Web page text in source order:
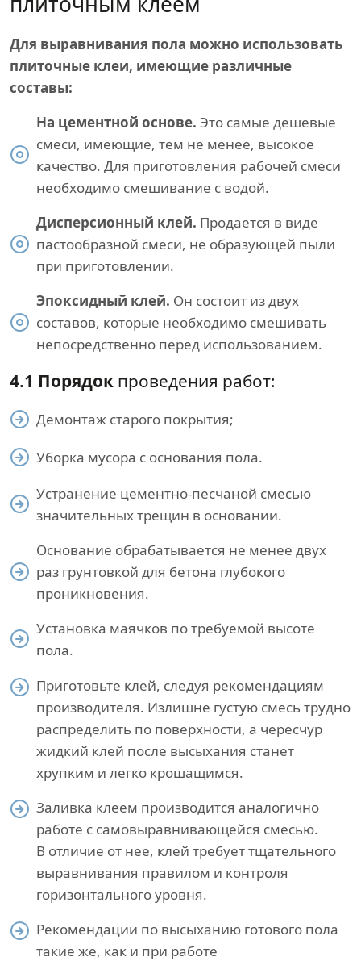
Для выравнивания пола можно использовать
плиточные клеи, имеющие различные
составы:
На цементной основе. Это самые дешевые
смеси, имеющие, тем не менее, высокое
качество. Для приготовления рабочей смеси
необходимо смешивание с водой.
Дисперсионный клей. Продается в виде
пастообразной смеси, не образующей пыли
при приготовлении.
Эпоксидный клей. Он состоит из двух
составов, которые необходимо смешивать
непосредственно перед использованием.
4.1 Порядок проведения работ:
Демонтаж старого покрытия;
Уборка мусора с основания пола.
Устранение цементно-песчаной смесью
значительных трещин в основании.
Основание обрабатывается не менее двух
раз грунтовкой для бетона глубокого
проникновения.
Установка маячков по требуемой высоте
пола.
Приготовьте клей, следуя рекомендациям
производителя. Излишне густую смесь трудно
распределить по поверхности, а чересчур
жидкий клей после высыхания станет
хрупким и легко крошащимся.
Заливка клеем производится аналогично
работе с самовыравнивающейся смесью.
В отличие от нее, клей требует тщательного
выравнивания правилом и контроля
горизонтального уровня.
Рекомендации по высыханию готового пола
такие же, как и при работе